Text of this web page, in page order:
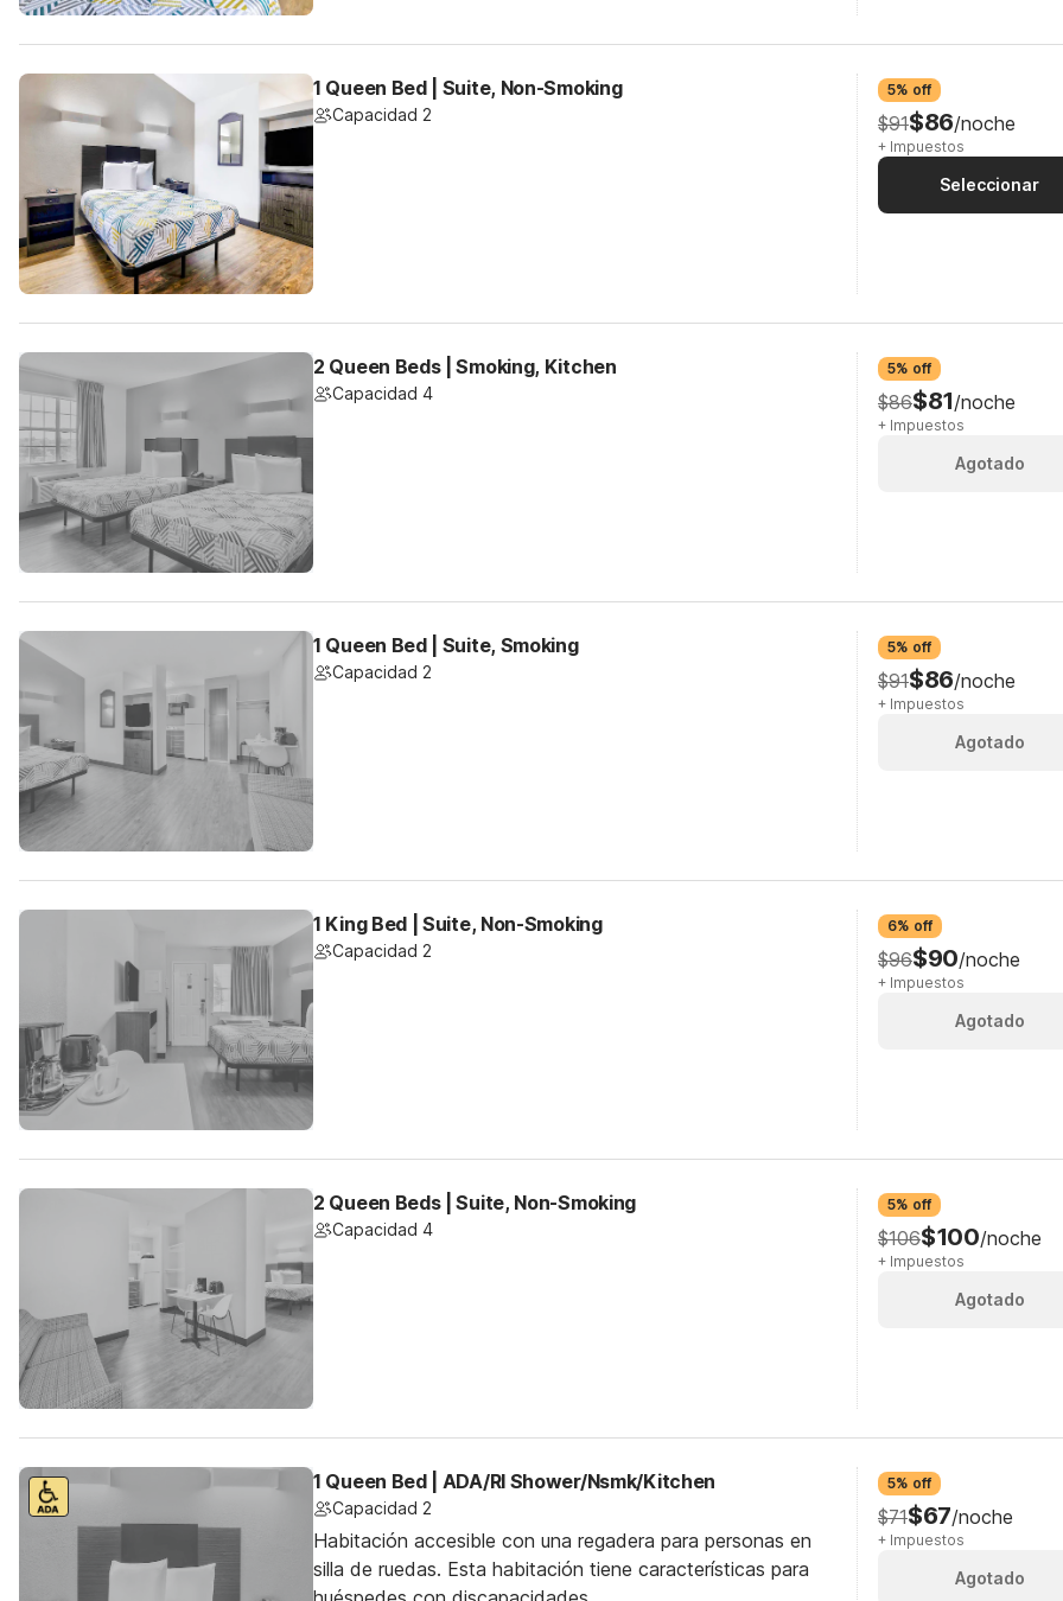
1 Queen Bed | Suite, Non-Smoking
Capacidad 2
5% off
$91$86/noche
+ Impuestos
Seleccionar
2 Queen Beds | Smoking, Kitchen
Capacidad 4
5% off
$86$81/noche
+ Impuestos
Agotado
1 Queen Bed | Suite, Smoking
Capacidad 2
5% off
$91$86/noche
+ Impuestos
Agotado
1 King Bed | Suite, Non-Smoking
Capacidad 2
6% off
$96$90/noche
+ Impuestos
Agotado
2 Queen Beds | Suite, Non-Smoking
Capacidad 4
5% off
$106$100/noche
+ Impuestos
Agotado
1 Queen Bed | ADA/RI Shower/Nsmk/Kitchen
Capacidad 2
Habitación accesible con una regadera para personas en
silla de ruedas. Esta habitación tiene características para
5% off
$71$67/noche
+ Impuestos
Agotado